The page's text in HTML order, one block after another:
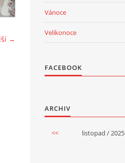
→
Vánoce
Velikonoce
FACEBOOK
ARCHIV
<< listopad / 2025